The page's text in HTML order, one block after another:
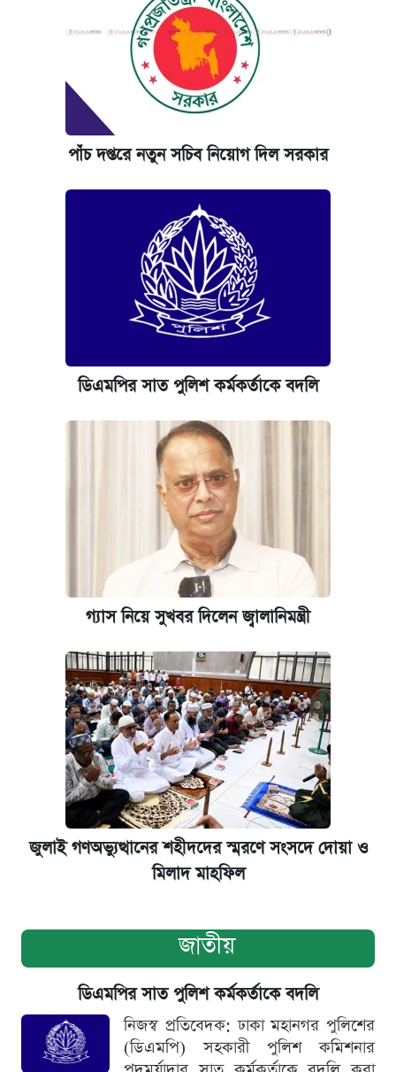
পাঁচ দপ্তরে নতুন সচিব নিয়োগ দিল সরকার
ডিএমপির সাত পুলিশ কর্মকর্তাকে বদলি
গ্যাস নিয়ে সুখবর দিলেন জ্বালানিমন্ত্রী
জুলাই গণঅভ্যুত্থানের শহীদদের স্মরণে সংসদে দোয়া ও
মিলাদ মাহফিল
জাতীয়
ডিএমপির সাত পুলিশ কর্মকর্তাকে বদলি
নিজস্ব প্রতিবেদক: ঢাকা মহানগর পুলিশের
(ডিএমপি) সহকারী পুলিশ কমিশনার